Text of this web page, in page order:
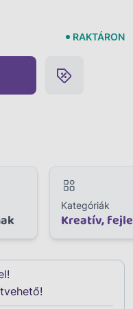
RAKTÁRON
Kategóriák
Kreatív,